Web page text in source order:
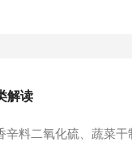
解读
料二氧化硫、蔬菜